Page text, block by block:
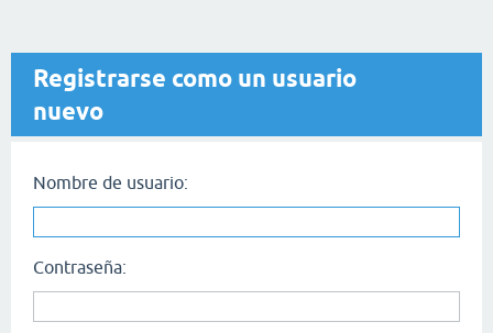
Registrarse como un usuario
nuevo
Nombre de usuario:
Contraseña: